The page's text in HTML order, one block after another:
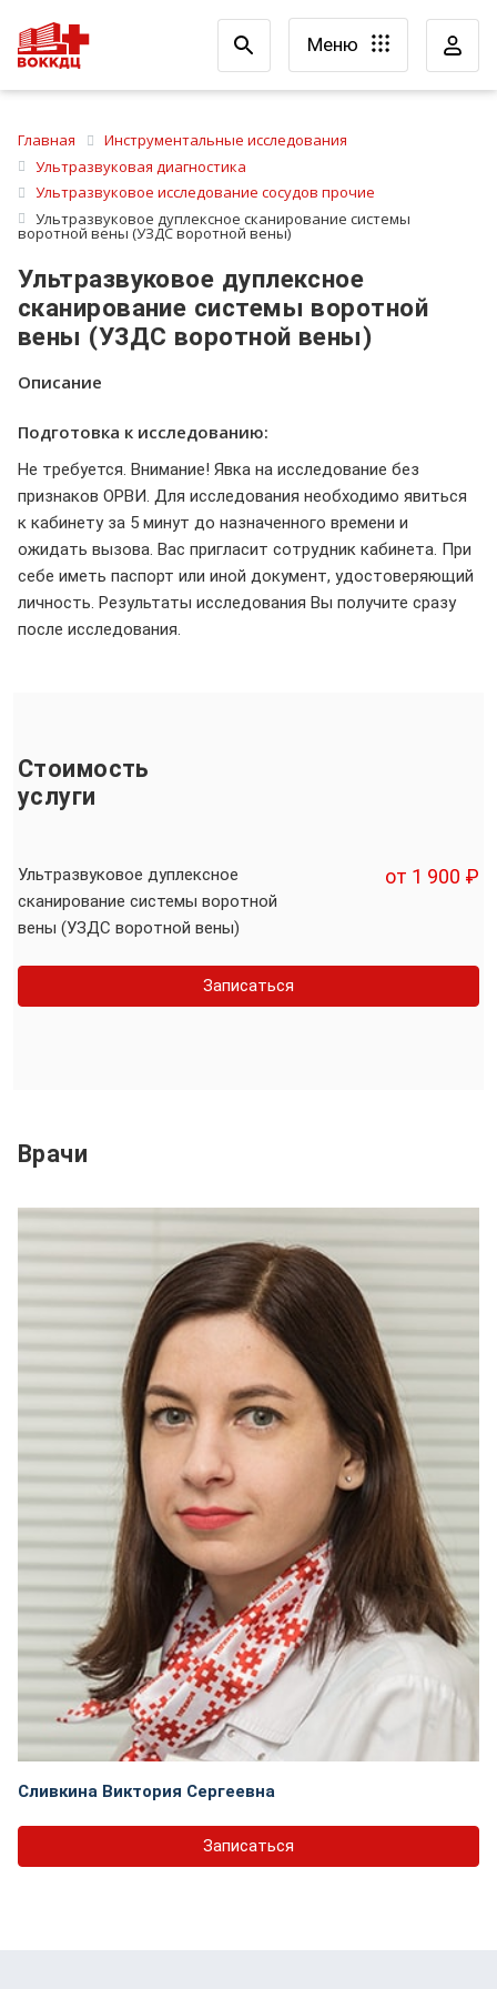
Меню
Главная
Инструментальные исследования
Ультразвуковая диагностика
Ультразвуковое исследование сосудов прочие
Ультразвуковое дуплексное сканирование системы
воротной вены (УЗДС воротной вены)
Ультразвуковое дуплексное
сканирование системы воротной
вены (УЗДС воротной вены)
Описание
Подготовка к исследованию:
Не требуется. Внимание! Явка на исследование без
признаков ОРВИ. Для исследования необходимо явиться
к кабинету за 5 минут до назначенного времени и
ожидать вызова. Вас пригласит сотрудник кабинета. При
себе иметь паспорт или иной документ, удостоверяющий
личность. Результаты исследования Вы получите сразу
после исследования.
Стоимость
услуги
Ультразвуковое дуплексное
сканирование системы воротной
вены (УЗДС воротной вены)
от 1 900 ₽
Записаться
Врачи
Сливкина Виктория Сергеевна
Записаться